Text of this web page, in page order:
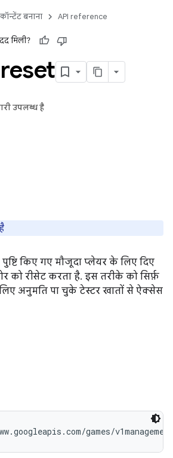
कॉन्टेंट बनाना API reference
मिली?
उपलब्ध है
किए गए मौजूदा प्लेयर के लिए दिए
को रीसेट करता है. इस तरीके को सिर्फ़
अनुमति पा चुके टेस्टर खातों से ऐक्सेस
games/